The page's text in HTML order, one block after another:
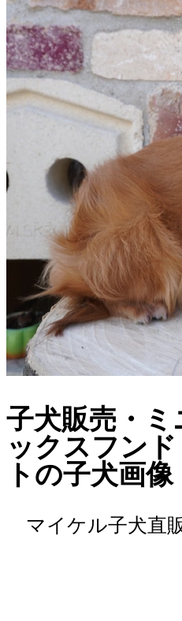
子犬販売・
ックスフン
トの子犬画像
マイケル子犬直